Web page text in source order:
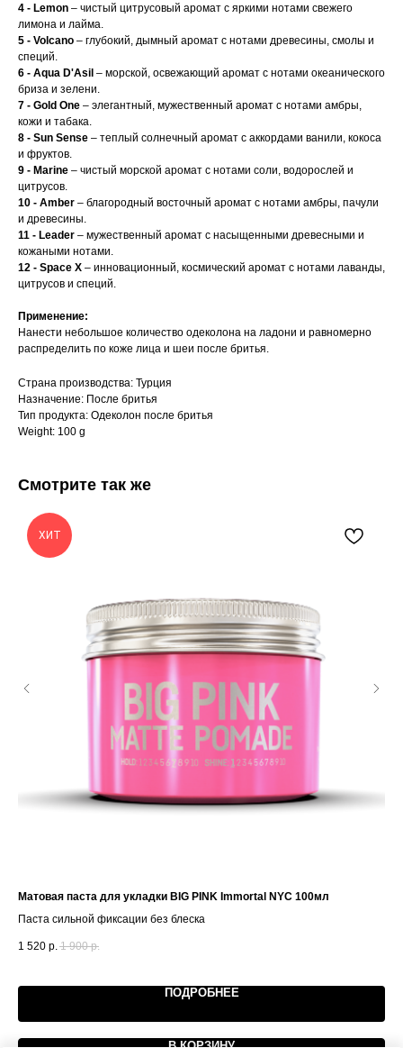
4 - Lemon – чистый цитрусовый аромат с яркими нотами свежего
лимона и лайма.
5 - Volcano – глубокий, дымный аромат с нотами древесины, смолы и
специй.
6 - Aqua D'Asil – морской, освежающий аромат с нотами океанического
бриза и зелени.
7 - Gold One – элегантный, мужественный аромат с нотами амбры,
кожи и табака.
8 - Sun Sense – теплый солнечный аромат с аккордами ванили, кокоса
и фруктов.
9 - Marine – чистый морской аромат с нотами соли, водорослей и
цитрусов.
10 - Amber – благородный восточный аромат с нотами амбры, пачули
и древесины.
11 - Leader – мужественный аромат с насыщенными древесными и
кожаными нотами.
12 - Space X – инновационный, космический аромат с нотами лаванды,
цитрусов и специй.
Применение:
Нанести небольшое количество одеколона на ладони и равномерно
распределить по коже лица и шеи после бритья.
Страна производства: Турция
Назначение: После бритья
Тип продукта: Одеколон после бритья
Weight: 100 g
Смотрите так же
ХИТ
Матовая паста для укладки BIG PINK Immortal NYC 100мл
Паста сильной фиксации без блеска
1 520 р. 1 900 р.
ПОДРОБНЕЕ